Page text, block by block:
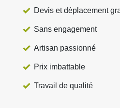
Devis et déplacement
Sans engagement
Artisan passionné
Prix imbattable
Travail de qualité